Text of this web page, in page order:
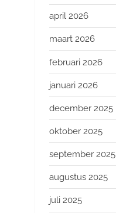
april 2026
maart 2026
februari 2026
januari 2026
december 2025
oktober 2025
september 2025
augustus 2025
juli 2025